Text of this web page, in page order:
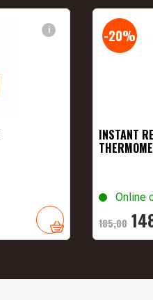
i -20%
INSTANT
Online
185,00